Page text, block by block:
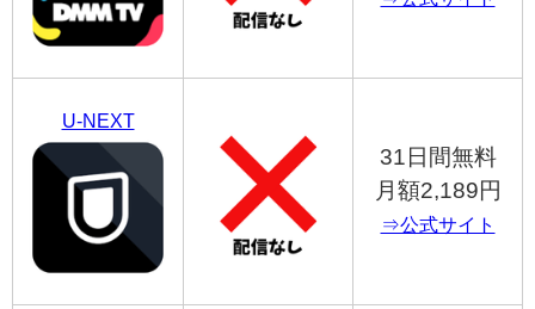
U-NEXT
31日間無料
月額2,189円
⇒公式サイト